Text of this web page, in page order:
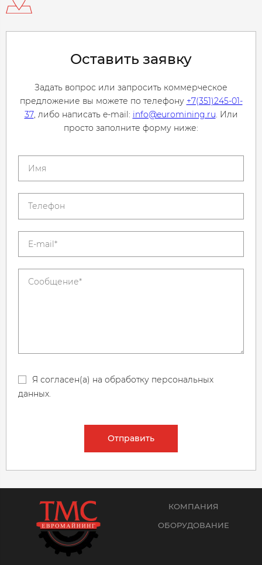
Оставить заявку
Задать вопрос или запросить коммерческое
предложение вы можете по телефону +7(351)245-01-
37, либо написать e-mail: info@euromining.ru. Или
просто заполните форму ниже:
Я согласен(а) на обработку персональных
данных.
Отправить
КОМПАНИЯ
ОБОРУДОВАНИЕ